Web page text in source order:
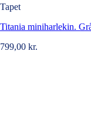
Tapet
Titania miniharlekin.
799,00 kr.